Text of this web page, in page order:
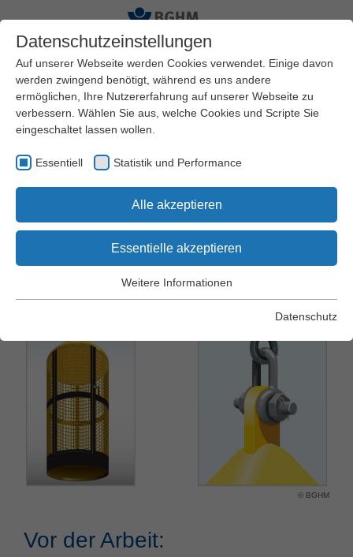
Startseite
Arbeitssicherheit und Gesundheitsschutz
Praxishilfen
Arbeitsschutz Kompakt
Hochziehbare
Personenaufnahmemittel
© BGHM
Vor der Arbeit:
Datenschutzeinstellungen
Auf unserer Webseite werden Cookies verwendet. Einige davon
werden zwingend benötigt, während es uns andere
ermöglichen, Ihre Nutzererfahrung auf unserer Webseite zu
verbessern. Wählen Sie aus, welche Cookies und Scripte Sie
eingeschaltet lassen wollen.
Essentiell Statistik und Performance
Alle akzeptieren
Essentielle akzeptieren
Essentielle Cookies werden für grundlegende Funktionen der
Webseite einwandfrei funktioniert.
Name
Anbieter
Laufzeit
Dieses Cookie ist ein Standard-Session-
Cookie von TYPO3. Es speichert im Falle
mithilfe derer der eingeloggte User
wiedererkannt wird, um ihm Zugang zu
Statistik und Performance
Weitere Informationen
Datenschutz